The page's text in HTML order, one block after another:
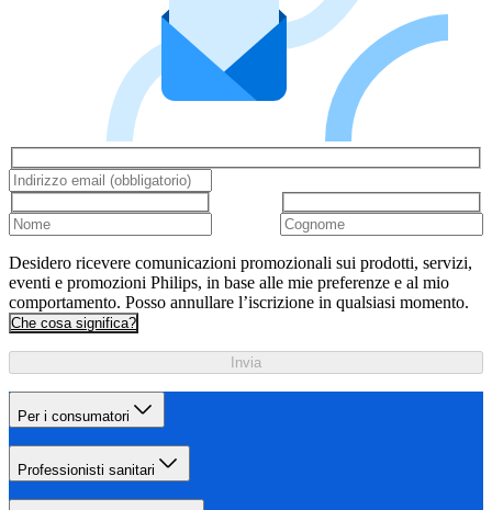
Desidero ricevere comunicazioni promozionali sui prodotti, servizi,
eventi e promozioni Philips, in base alle mie preferenze e al mio
comportamento. Posso annullare l’iscrizione in qualsiasi momento.
Che cosa significa?
Invia
Per i consumatori
Professionisti sanitari